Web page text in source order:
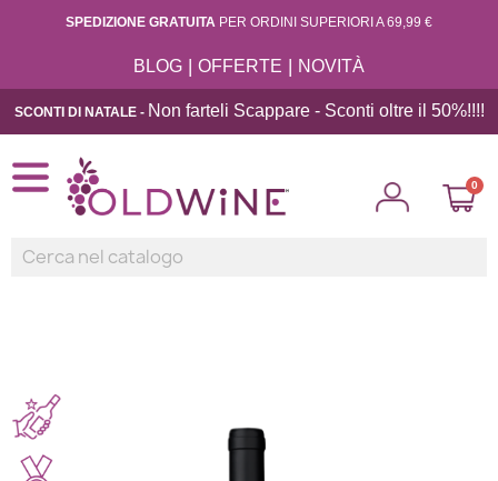
SPEDIZIONE GRATUITA PER ORDINI SUPERIORI A 69,99 €
BLOG | OFFERTE | NOVITÀ
SCONTI DI NATALE - Non farteli Scappare - Sconti oltre il 50%!!!!